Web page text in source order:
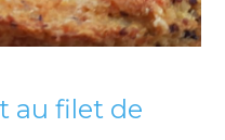
au filet de